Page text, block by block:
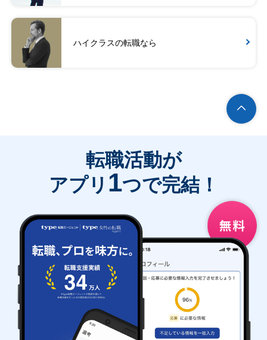
ハイクラスの転職なら
転職活動が
アプリ 1つで完結！